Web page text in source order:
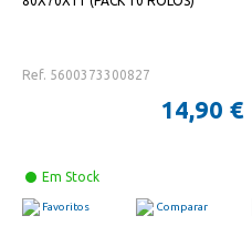
Ref. 5600373300827
14,90 €
Em Stock
Favoritos Comparar